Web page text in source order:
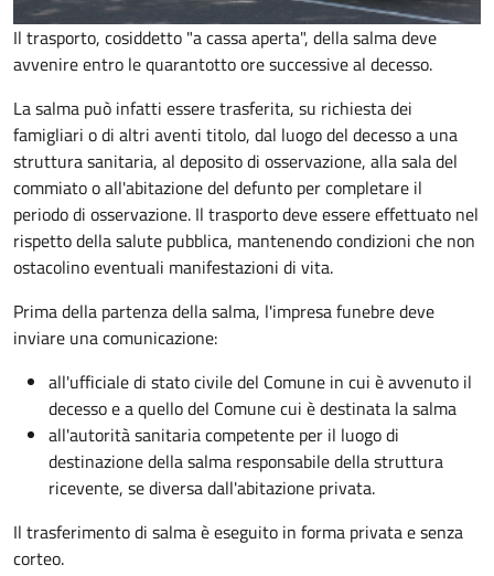
Il trasporto, cosiddetto "a cassa aperta", della salma deve
avvenire entro le quarantotto ore successive al decesso.
La salma può infatti essere trasferita, su richiesta dei
famigliari o di altri aventi titolo, dal luogo del decesso a una
struttura sanitaria, al deposito di osservazione, alla sala del
commiato o all'abitazione del defunto percompletare il
periodo di osservazione. Il trasporto deve essere effettuato nel
rispetto della salute pubblica, mantenendo condizioni che non
ostacolino eventuali manifestazioni di vita.
Prima della partenza della salma, l'impresa funebre deve
inviare una comunicazione:
all'ufficiale di stato civile del Comune in cui è avvenuto il
decesso e a quello del Comune cui è destinata la salma
all'autorità sanitaria competente per il luogo di
destinazione della salma responsabile della struttura
ricevente, se diversa dall'abitazione privata.
Il trasferimento di salma è eseguito in forma privata e senza
corteo.